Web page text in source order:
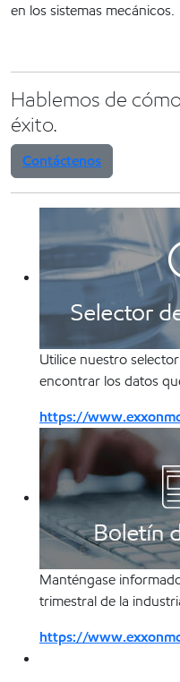
en los sistemas mecánicos.
Hablemos de
éxito.
Contáctenos
Utilice nuestro
encontrar los datos
https://
Manténgase
trimestral de la
https://